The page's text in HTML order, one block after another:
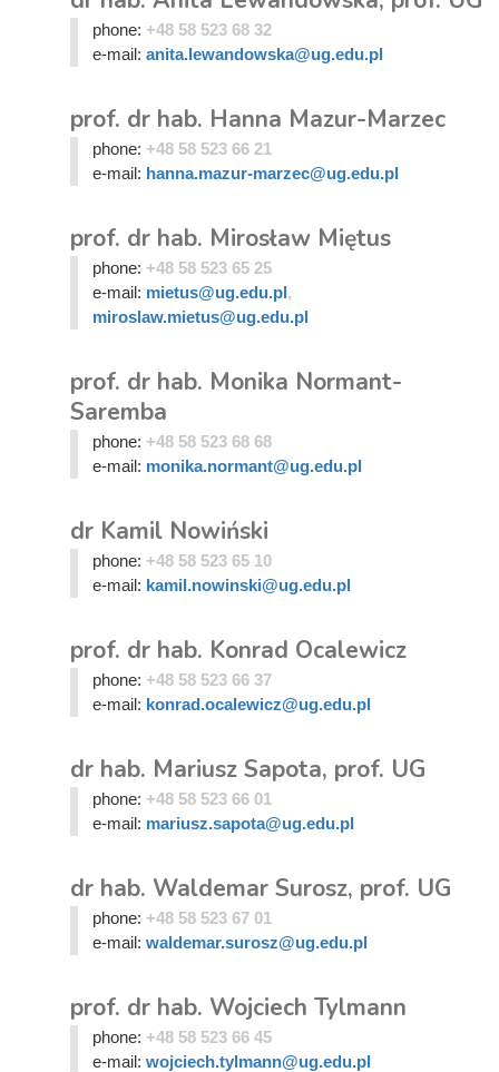
phone: +48 58 523 68 32
e-mail: anita.lewandowska@ug.edu.pl
prof. dr hab. Hanna Mazur-Marzec
phone: +48 58 523 66 21
e-mail: hanna.mazur-marzec@ug.edu.pl
prof. dr hab. Mirosław Miętus
phone: +48 58 523 65 25
e-mail: mietus@ug.edu.pl,
miroslaw.mietus@ug.edu.pl
prof. dr hab. Monika Normant-
Saremba
phone: +48 58 523 68 68
e-mail: monika.normant@ug.edu.pl
dr Kamil Nowiński
phone: +48 58 523 65 10
e-mail: kamil.nowinski@ug.edu.pl
prof. dr hab. Konrad Ocalewicz
phone: +48 58 523 66 37
e-mail: konrad.ocalewicz@ug.edu.pl
dr hab. Mariusz Sapota, prof. UG
phone: +48 58 523 66 01
e-mail: mariusz.sapota@ug.edu.pl
dr hab. Waldemar Surosz, prof. UG
phone: +48 58 523 67 01
e-mail: waldemar.surosz@ug.edu.pl
prof. dr hab. Wojciech Tylmann
phone: +48 58 523 66 45
e-mail: wojciech.tylmann@ug.edu.pl